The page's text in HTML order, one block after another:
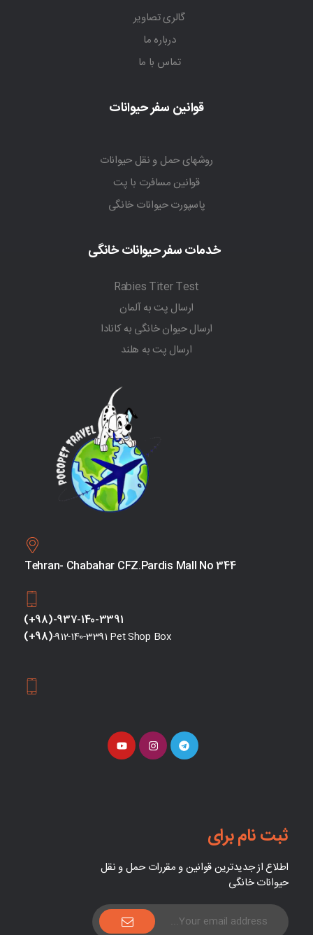
گالری تصاویر
درباره ما
تماس با ما
قوانین سفر حیوانات
روشهای حمل و نقل حیوانات
قوانین مسافرت با پت
پاسپورت حیوانات خانگی
خدمات سفر حیوانات خانگی
Rabies Titer Test
ارسال پت به آلمان
ارسال حیوان خانگی به کانادا
ارسال پت به هلند
Tehran- Chabahar CFZ.Pardis Mall No 344
(+98)-937-140-3391
(+98)-912-140-3391 Pet Shop Box
ثبت نام برای
اطلاع از جدیدترین قوانین و مقررات حمل و نقل
حیوانات خانگی